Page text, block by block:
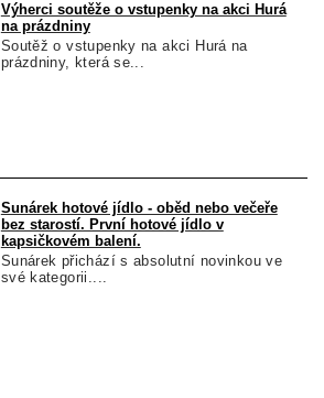
Výherci soutěže o vstupenky na akci Hurá
na prázdniny
Soutěž o vstupenky na akci Hurá na
prázdniny, která se...
Sunárek hotové jídlo - oběd nebo večeře
bez starostí. První hotové jídlo v
kapsičkovém balení.
Sunárek přichází s absolutní novinkou ve
své kategorii....